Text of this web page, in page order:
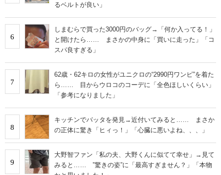
るベルトが良い」
6
しまむらで買った3000円のバッグ→「何か入ってる！」
と開けたら…… まさかの中身に「買いに走った」「コ
スパ良すぎる」
7
62歳・62キロの女性がユニクロの“2990円ワンピ”を着た
ら…… 目からウロコのコーデに「全色ほしいくらい」
「参考になりました」
8
キッチンでバッタを発見→近付いてみると…… まさか
の正体に驚き「ヒィっ！」「心臓に悪いよね、、、」
9
大野智ファン「私の夫、大野くんに似てて幸せ」→見て
みると…… ‟驚きの姿”に「最高すぎません？」「本物